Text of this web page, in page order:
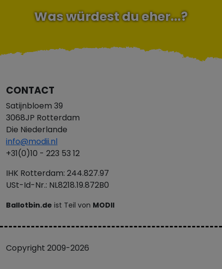
Was würdest du eher...?
CONTACT
Satijnbloem 39
3068JP Rotterdam
Die Niederlande
info@modii.nl
+31(0)10 - 223 53 12
IHK Rotterdam: 244.827.97
USt-Id-Nr.: NL8218.19.872B0
Ballotbin.de ist Teil von MODII
Copyright 2009-2026